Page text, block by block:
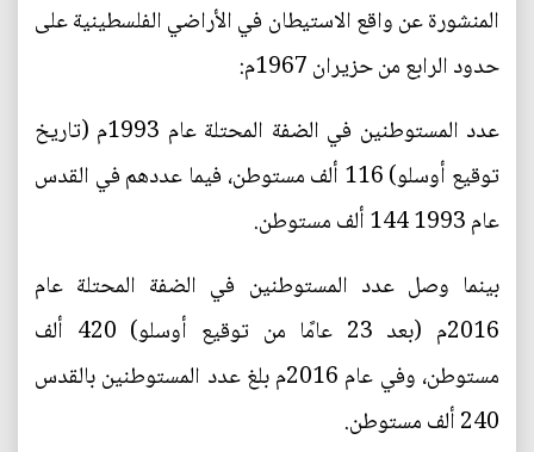
المنشورة عن واقع الاستيطان في الأراضي الفلسطينية على
حدود الرابع من حزيران 1967م:
عدد المستوطنين في الضفة المحتلة عام 1993م (تاريخ
توقيع أوسلو) 116 ألف مستوطن، فيما عددهم في القدس
عام 1993 144 ألف مستوطن.
بينما وصل عدد المستوطنين في الضفة المحتلة عام
2016م (بعد 23 عامًا من توقيع أوسلو) 420 ألف
مستوطن، وفي عام 2016م بلغ عدد المستوطنين بالقدس
240 ألف مستوطن.